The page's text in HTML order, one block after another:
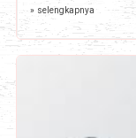
» selengkapnya